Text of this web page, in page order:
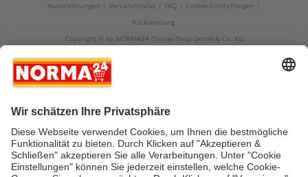
Auszeichnungen
Versandstatus FAQ
Cookie-Einstellungen
Rücksendung
Copyright © by NORMA24 Online-Shop GmbH & Co. KG